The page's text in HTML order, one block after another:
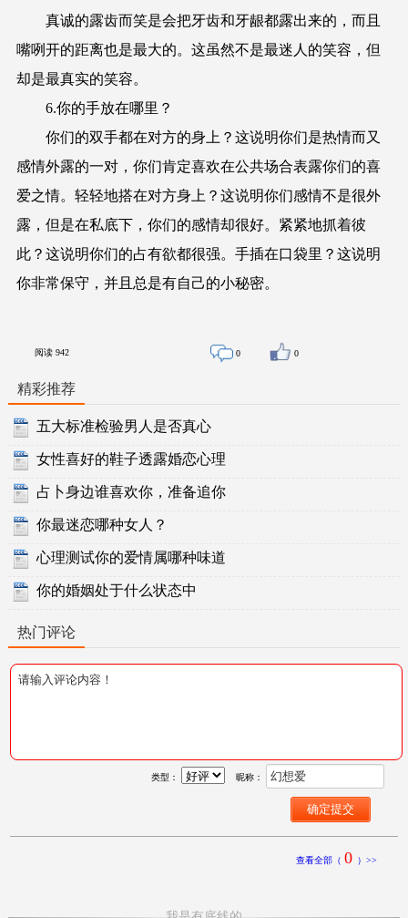
真诚的露齿而笑是会把牙齿和牙龈都露出来的，而且
嘴咧开的距离也是最大的。这虽然不是最迷人的笑容，但
却是最真实的笑容。
6.你的手放在哪里？
你们的双手都在对方的身上？这说明你们是热情而又
感情外露的一对，你们肯定喜欢在公共场合表露你们的喜
爱之情。轻轻地搭在对方身上？这说明你们感情不是很外
露，但是在私底下，你们的感情却很好。紧紧地抓着彼
此？这说明你们的占有欲都很强。手插在口袋里？这说明
你非常保守，并且总是有自己的小秘密。
阅读 942 0 0
精彩推荐
五大标准检验男人是否真心
女性喜好的鞋子透露婚恋心理
占卜身边谁喜欢你，准备追你
你最迷恋哪种女人？
心理测试你的爱情属哪种味道
你的婚姻处于什么状态中
热门评论
类型： 昵称：
查看全部（ 0 ）>>